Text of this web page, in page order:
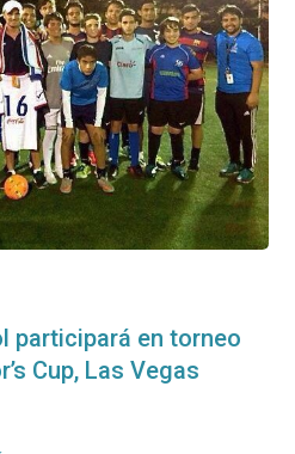
participará en torneo
Cup, Las Vegas